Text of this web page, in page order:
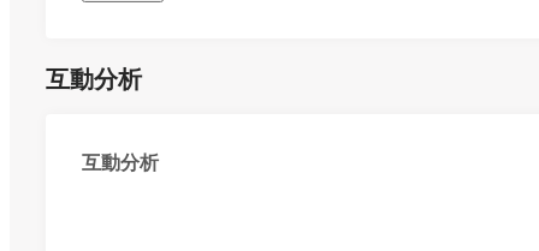
互動分析
互動分析